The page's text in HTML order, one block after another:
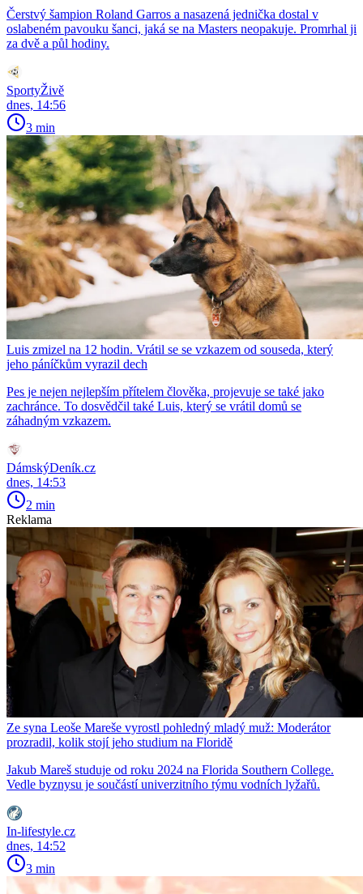
Čerstvý šampion Roland Garros a nasazená jednička dostal v
oslabeném pavouku šanci, jaká se na Masters neopakuje. Promrhal ji
za dvě a půl hodiny.
SportyŽivě
dnes, 14:56
3 min
Luis zmizel na 12 hodin. Vrátil se se vzkazem od souseda, který
jeho páníčkům vyrazil dech
Pes je nejen nejlepším přítelem člověka, projevuje se také jako
zachránce. To dosvědčil také Luis, který se vrátil domů se
záhadným vzkazem.
DámskýDeník.cz
dnes, 14:53
2 min
Reklama
Ze syna Leoše Mareše vyrostl pohledný mladý muž: Moderátor
prozradil, kolik stojí jeho studium na Floridě
Jakub Mareš studuje od roku 2024 na Florida Southern College.
Vedle byznysu je součástí univerzitního týmu vodních lyžařů.
In-lifestyle.cz
dnes, 14:52
3 min